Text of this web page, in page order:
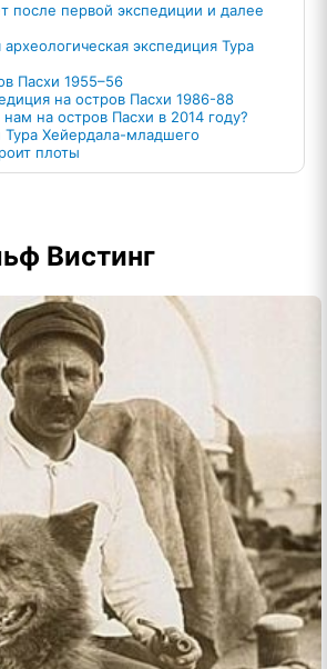
после первой экспедиции и далее
экспедиция Тура
Пасхи 1955–56
на остров Пасхи 1986-88
на остров Пасхи в 2014 году?
Хейердала-младшего
плоты
Вистинг